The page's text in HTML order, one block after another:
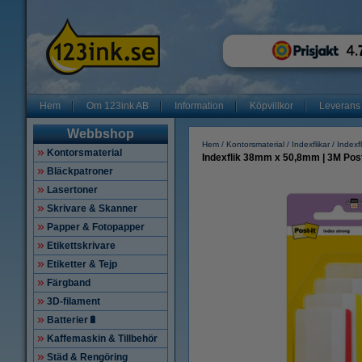
Hem Om 123ink AB Information Köpvillkor Leverans
Webbshop
Kontorsmaterial
Bläckpatroner
Lasertoner
Skrivare & Skanner
Papper & Fotopapper
Etikettskrivare
Etiketter & Tejp
Färgband
3D-filament
Batterier🔋
Kaffemaskin & Tillbehör
Städ & Rengöring
Hem Kontorsmaterial Indexflikar
Indexflik 38mm x 50,8mm | 3M